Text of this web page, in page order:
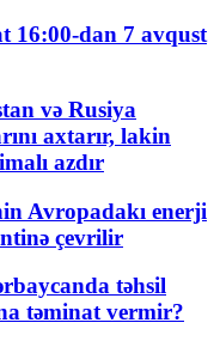
16:00-dan 7 avqust
və Rusiya
axtarır, lakin
azdır
Avropadakı enerji
çevrilir
təhsil
təminat vermir?